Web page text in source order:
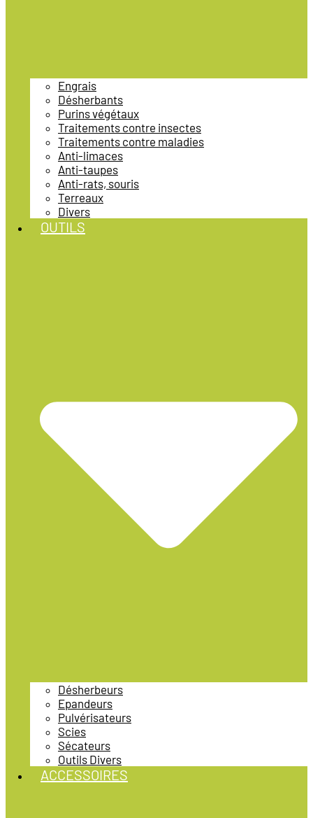
Engrais
Désherbants
Purins végétaux
Traitements contre insectes
Traitements contre maladies
Anti-limaces
Anti-taupes
Anti-rats, souris
Terreaux
Divers
OUTILS
Désherbeurs
Epandeurs
Pulvérisateurs
Scies
Sécateurs
Outils Divers
ACCESSOIRES